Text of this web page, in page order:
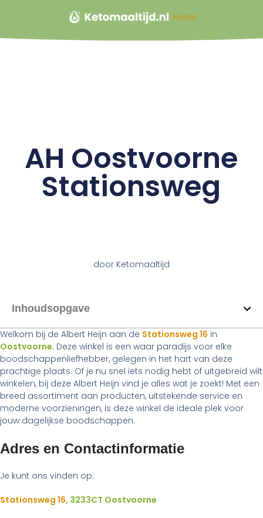
Forum
AH Oostvoorne
Stationsweg
doorKetomaaltijd
Inhoudsopgave
Welkom bij de Albert Heijn aan de Stationsweg 16 in
Oostvoorne. Deze winkel is een waar paradijs voor elke
boodschappenliefhebber, gelegen in het hart van deze
prachtige plaats. Of je nu snel iets nodig hebt of uitgebreid wilt
winkelen, bij deze Albert Heijn vind je alles wat je zoekt! Met een
breed assortiment aan producten, uitstekende service en
moderne voorzieningen, is deze winkel de ideale plek voor
jouw dagelijkse boodschappen.
Adres en Contactinformatie
Je kunt ons vinden op:
Stationsweg 16, 3233CT Oostvoorne